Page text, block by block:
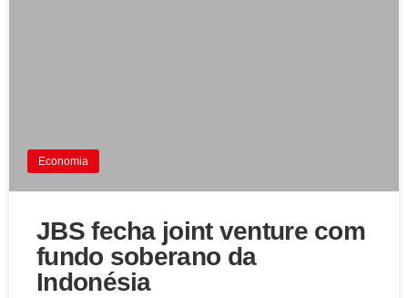
Economia
JBS fecha joint venture com
fundo soberano da
Indonésia